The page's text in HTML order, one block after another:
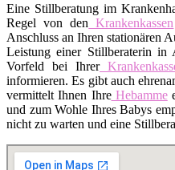
Eine Stillberatung im
Regel von den Krankenkassen
Anschluss an Ihren stationären
Leistung einer Stillberaterin
Vorfeld bei Ihrer
informieren. Es gibt auch
vermittelt Ihnen IhreHebamme
und zum Wohle Ihres Babys
nicht zu warten und eine